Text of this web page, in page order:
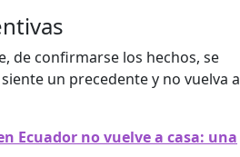
de confirmarse los hechos, se
un precedente y no vuelva a
Ecuador no vuelve a casa: una